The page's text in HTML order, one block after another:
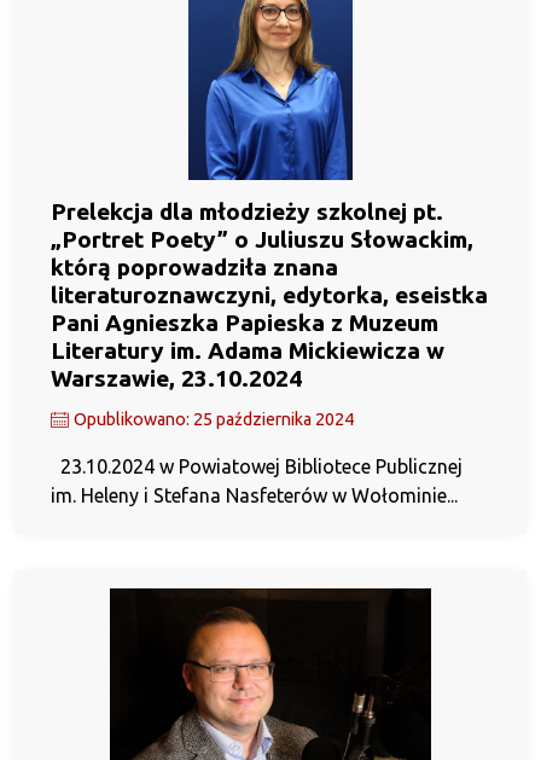
Prelekcja dla młodzieży szkolnej pt.
„Portret Poety” o Juliuszu Słowackim,
którą poprowadziła znana
literaturoznawczyni, edytorka, eseistka
Pani Agnieszka Papieska z Muzeum
Literatury im. Adama Mickiewicza w
Warszawie, 23.10.2024
Opublikowano: 25 października 2024
23.10.2024 w Powiatowej Bibliotece Publicznej
im. Heleny i Stefana Nasfeterów w Wołominie...